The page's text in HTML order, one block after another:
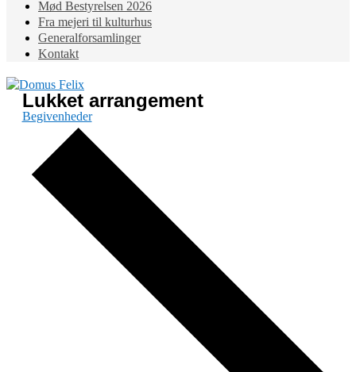
Mød Bestyrelsen 2026
Fra mejeri til kulturhus
Generalforsamlinger
Kontakt
Lukket arrangement
Begivenheder